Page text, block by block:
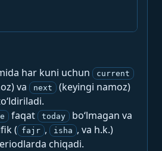
har kuni uchun current
va next
(keyingi namoz)
faqat today
bo‘lmagan va
( fajr , isha , va h.k.)
chiqadi.